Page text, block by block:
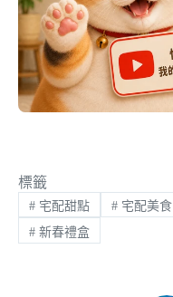
標籤
#宅配甜點 #宅配美食
#新春禮盒